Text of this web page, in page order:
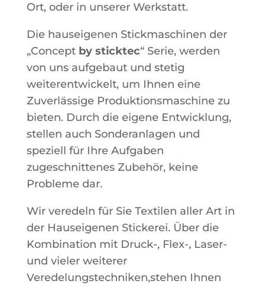
Ort, oder in unserer Werkstatt.
Die hauseigenen Stickmaschinen der
„Concept by sticktec“ Serie, werden
von uns aufgebaut und stetig
weiterentwickelt, um Ihnen eine
Zuverlässige Produktionsmaschine zu
bieten. Durch die eigene Entwicklung,
stellen auch Sonderanlagen und
speziell für Ihre Aufgaben
zugeschnittenes Zubehör, keine
Probleme dar.
Wir veredeln für Sie Textilen aller Art in
der Hauseigenen Stickerei. Über die
Kombination mit Druck-, Flex-, Laser-
und vieler weiterer
Veredelungstechniken,stehen Ihnen